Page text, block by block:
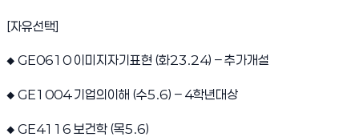
[자유선택]
◆ GE0610 이미지자기표현 (화23.24) – 추가개설
◆ GE1004 기업의이해 (수5.6) – 4학년대상
◆ GE4116 보건학 (목5.6)